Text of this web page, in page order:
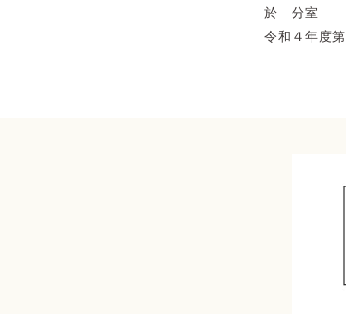
於 分室
令和４年度